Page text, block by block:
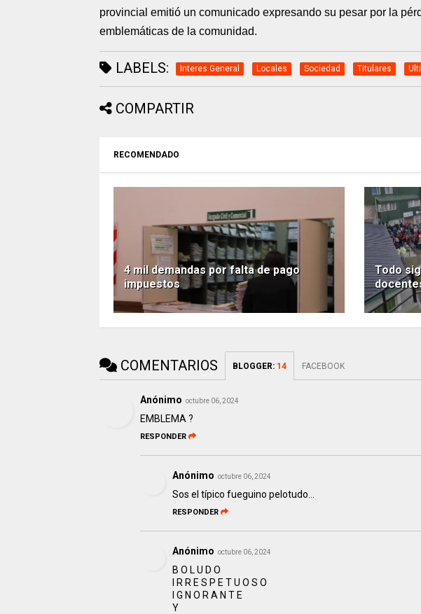
provincial emitió un comunicado expresando su pesar por la
emblemáticas de la comunidad.
LABELS: Interes General Locales Sociedad Titulares
COMPARTIR
RECOMENDADO
4 mil demandas por falta de pago
impuestos
Todo
COMENTARIOS BLOGGER: 14 FACEBOOK
Anónimo octubre 06, 2024
EMBLEMA ?
RESPONDER
Anónimo octubre 06, 2024
Sos el típico fueguino pelotudo...
RESPONDER
Anónimo octubre 06, 2024
B O L U D O
I R R E S P E T U O S O
I G N O R A N T E
Y